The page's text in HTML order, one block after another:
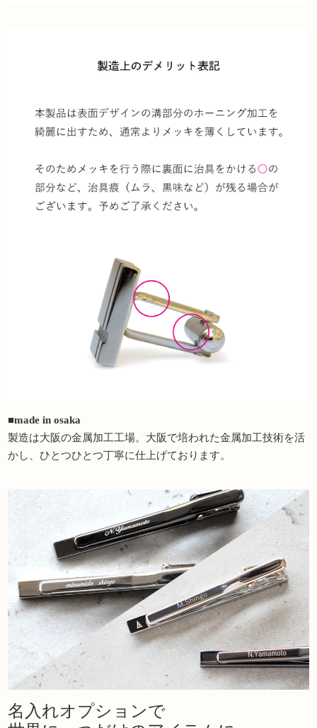
■made in osaka
製造は大阪の金属加工工場。大阪で培われた金属加工技術を活
かし、ひとつひとつ丁寧に仕上げております。
名入れオプションで